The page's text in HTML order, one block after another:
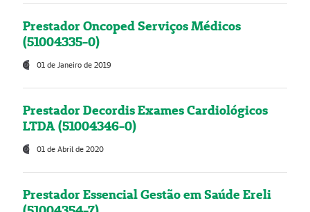
Prestador Oncoped Serviços Médicos
(51004335-0)
01 de Janeiro de 2019
Prestador Decordis Exames Cardiológicos
LTDA (51004346-0)
01 de Abril de 2020
Prestador Essencial Gestão em Saúde Ereli